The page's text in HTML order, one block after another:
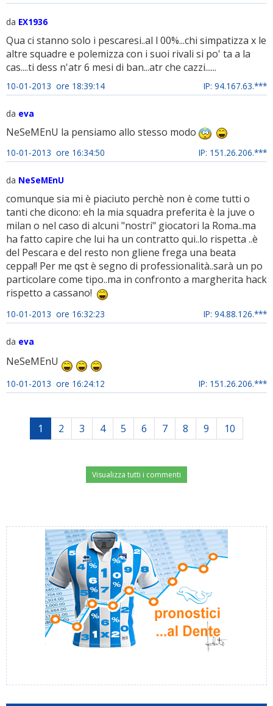
da EX1936
Qua ci stanno solo i pescaresi..al l 00%...chi simpatizza x le
altre squadre e polemizza con i suoi rivali si po' ta a la
cas....ti dess n'atr 6 mesi di ban...atr che cazzi......
10-01-2013 ore 18:39:14 IP: 94.167.63.***
da eva
NeSeMEnU la pensiamo allo stesso modo
10-01-2013 ore 16:34:50 IP: 151.26.206.***
da NeSeMEnU
comunque sia mi è piaciuto perchè non è come tutti o
tanti che dicono: eh la mia squadra preferita è la juve o
milan o nel caso di alcuni "nostri" giocatori la Roma..ma
ha fatto capire che lui ha un contratto qui..lo rispetta ..è
del Pescara e del resto non gliene frega una beata
ceppa!! Per me qst è segno di professionalità..sarà un po
particolare come tipo..ma in confronto a margherita hack
rispetto a cassano!
10-01-2013 ore 16:32:23 IP: 94.88.126.***
da eva
NeSeMEnU
10-01-2013 ore 16:24:12 IP: 151.26.206.***
1 2 3 4 5 6 7 8 9 10
Visualizza tutti i commenti